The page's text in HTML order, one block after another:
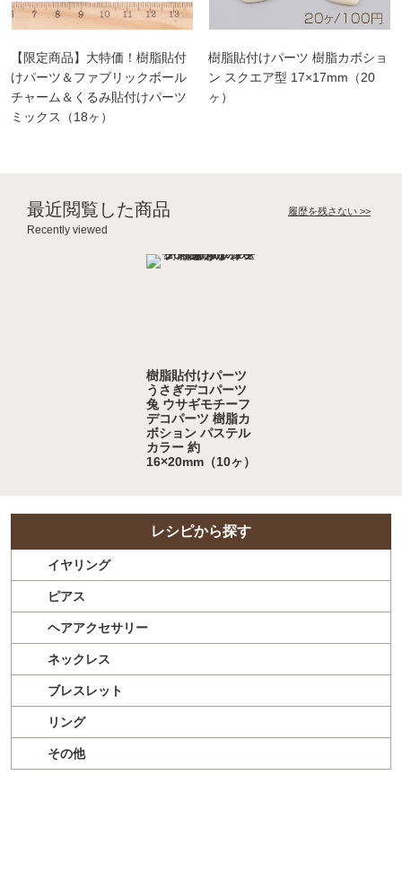
【限定商品】大特価！樹脂貼付
けパーツ＆ファブリックボール
チャーム＆くるみ貼付けパーツ
ミックス（18ヶ）
樹脂貼付けパーツ 樹脂カボショ
ン スクエア型 17×17mm（20
ヶ）
最近閲覧した商品
Recently viewed
履歴を残さない >>
樹脂貼付けパーツ
うさぎデコパーツ
兔 ウサギモチーフ
デコパーツ 樹脂カ
ボション パステル
カラー 約
16×20mm（10ヶ）
レシピから探す
イヤリング
ピアス
ヘアアクセサリー
ネックレス
ブレスレット
リング
その他